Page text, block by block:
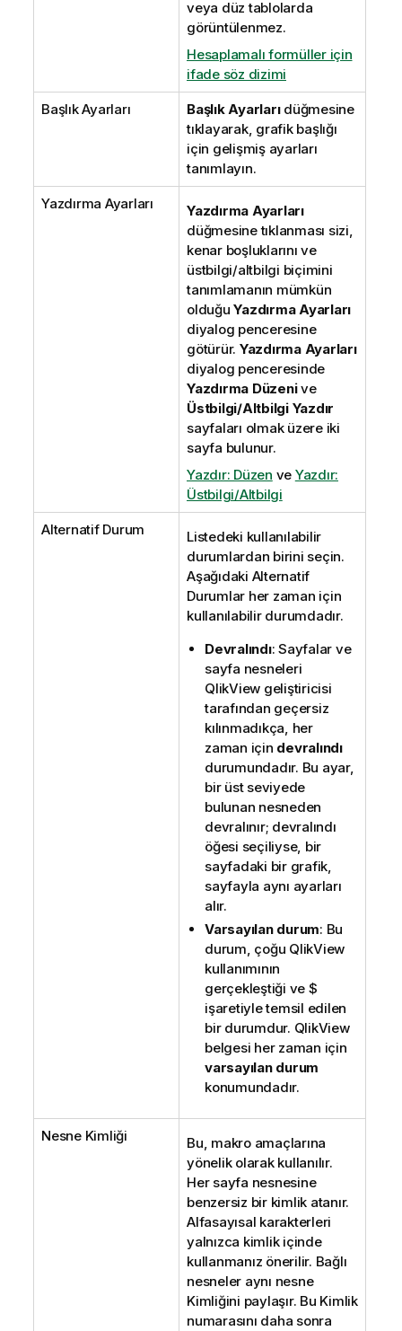
veya düz tablolarda
görüntülenmez.
Hesaplamalı formüller için
ifade söz dizimi
Başlık Ayarları Başlık Ayarlarıdüğmesine
tıklayarak, grafik başlığı
için gelişmiş ayarları
tanımlayın.
Yazdırma Ayarları
Yazdırma Ayarları
düğmesine tıklanması sizi,
kenar boşluklarını ve
üstbilgi/altbilgi biçimini
tanımlamanın mümkün
olduğuYazdırma Ayarları
diyalog penceresine
götürür. Yazdırma Ayarları
diyalog penceresinde
Yazdırma Düzenive
Üstbilgi/Altbilgi Yazdır
sayfaları olmak üzere iki
sayfa bulunur.
Yazdır: Düzen ve Yazdır:
Üstbilgi/Altbilgi
Alternatif Durum
Listedeki kullanılabilir
durumlardan birini seçin.
Aşağıdaki Alternatif
Durumlar her zaman için
kullanılabilir durumdadır.
Devralındı: Sayfalar ve
sayfa nesneleri
QlikView geliştiricisi
tarafından geçersiz
kılınmadıkça, her
zaman için devralındı
durumundadır. Bu ayar,
bir üst seviyede
bulunan nesneden
devralınır; devralındı
öğesi seçiliyse, bir
sayfadaki bir grafik,
sayfayla aynı ayarları
alır.
Varsayılan durum: Bu
durum, çoğu QlikView
kullanımının
gerçekleştiği ve $
işaretiyle temsil edilen
bir durumdur. QlikView
belgesi her zaman için
varsayılan durum
konumundadır.
Nesne Kimliği
Bu, makro amaçlarına
yönelik olarak kullanılır.
Her sayfa nesnesine
benzersiz bir kimlik atanır.
Alfasayısal karakterleri
yalnızca kimlik içinde
kullanmanız önerilir. Bağlı
nesneler aynı nesne
Kimliğini paylaşır. Bu Kimlik
numarasını daha sonra